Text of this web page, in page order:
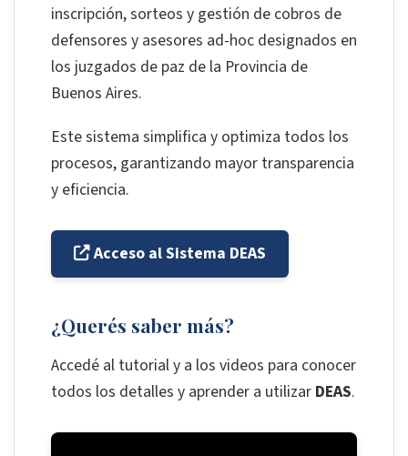
inscripción, sorteos y gestión de cobros de
defensores y asesores ad-hoc designados en
los juzgados de paz de la Provincia de
Buenos Aires.
Este sistema simplifica y optimiza todos los
procesos, garantizando mayor transparencia
y eficiencia.
Acceso al Sistema DEAS
¿Querés saber más?
Accedé al tutorial y a los videos para conocer
todos los detalles y aprender a utilizar DEAS.